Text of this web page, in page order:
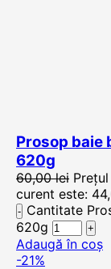
Prosop baie
620g
60,00lei
curent este:
Cantitate
620g
Adaugă în coș
-21%